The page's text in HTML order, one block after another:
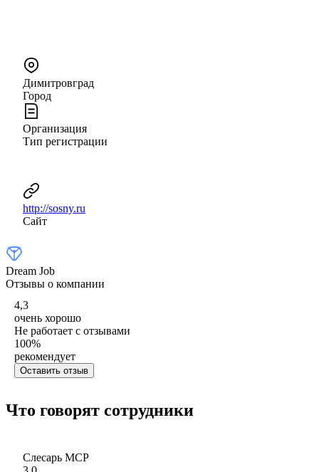
Димитровград
Город
Организация
Тип регистрации
http://sosny.ru
Сайт
Dream Job
Отзывы о компании
4,3
очень хорошо
Не работает с отзывами
100%
рекомендует
Оставить отзыв
Что говорят сотрудники
Слесарь МСР